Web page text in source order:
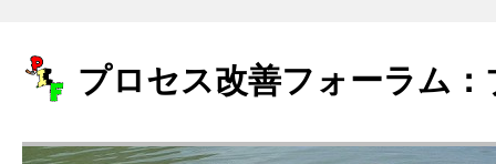
プロセス改善フォーラム